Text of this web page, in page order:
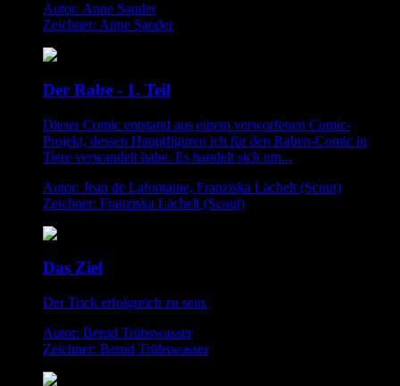
Autor: Anne Sander
Zeichner: Anne Sander
Der Rabe - 1. Teil
Dieser Comic entstand aus einem verworfenen Comic-
Projekt, dessen Hauptfiguren ich für den Raben-Comic in
Tiere verwandelt habe. Es handelt sich um...
Autor: Jean de Lafontaine, Franziska Lächelt (Scout)
Zeichner: Franziska Lächelt (Scout)
Das Ziel
Der Trick erfolgreich zu sein.
Autor: Bernd Trübswasser
Zeichner: Bernd Trübswasser